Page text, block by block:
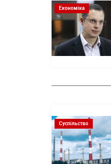
Економіка
Суспільство